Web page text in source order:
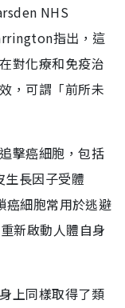
NHS
指出，這
對化療和免疫治
，可謂「前所未
擊癌細胞，包括
生長因子受體
癌細胞常用於逃避
新啟動人體自身
上同樣取得了類